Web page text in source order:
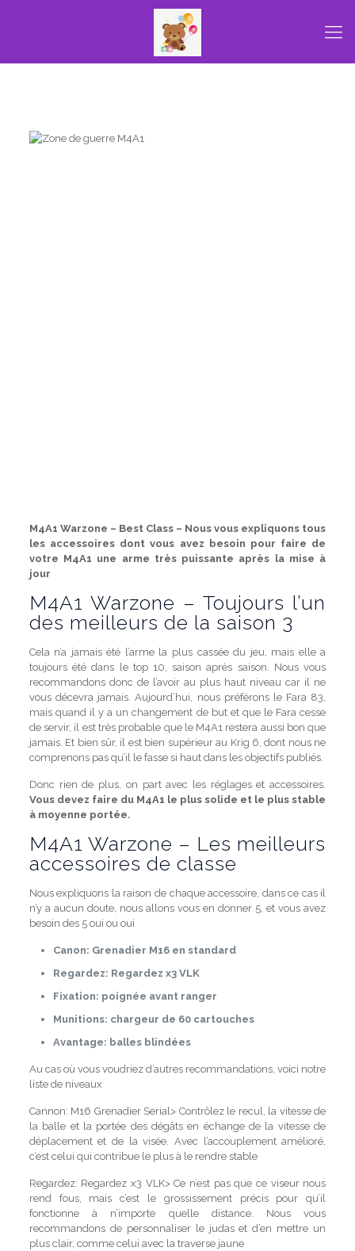
M4A1 Warzone – Best Class – Nous vous expliquons tous
les accessoires dont vous avez besoin pour faire de
votre M4A1 une arme très puissante après la mise à
jour
M4A1 Warzone – Toujours l’un
des meilleurs de la saison 3
Cela n’a jamais été l’arme la plus cassée du jeu, mais elle a
toujours été dans le top 10, saison après saison. Nous vous
recommandons donc de l’avoir au plus haut niveau car il ne
vous décevra jamais. Aujourd’hui, nous préférons le Fara 83,
mais quand il y a un changement de but et que le Fara cesse
de servir, il est très probable que le M4A1 restera aussi bon que
jamais. Et bien sûr, il est bien supérieur au Krig 6, dont nous ne
comprenons pas qu’il le fasse si haut dans les objectifs publiés.
Donc rien de plus, on part avec les réglages et accessoires.
Vous devez faire du M4A1 le plus solide et le plus stable
à moyenne portée.
M4A1 Warzone – Les meilleurs
accessoires de classe
Nous expliquons la raison de chaque accessoire, dans ce cas il
n’y a aucun doute, nous allons vous en donner 5, et vous avez
besoin des 5 oui ou oui
Canon: Grenadier M16 en standard
Regardez: Regardez x3 VLK
Fixation: poignée avant ranger
Munitions: chargeur de 60 cartouches
Avantage: balles blindées
Au cas où vous voudriez d’autres recommandations, voici notre
liste de niveaux
Cannon: M16 Grenadier Serial> Contrôlez le recul, la vitesse de
la balle et la portée des dégâts en échange de la vitesse de
déplacement et de la visée. Avec l’accouplement amélioré,
c’est celui qui contribue le plus à le rendre stable
Regardez: Regardez x3 VLK> Ce n’est pas que ce viseur nous
rend fous, mais c’est le grossissement précis pour qu’il
fonctionne à n’importe quelle distance. Nous vous
recommandons de personnaliser le judas et d’en mettre un
plus clair, comme celui avec la traverse jaune